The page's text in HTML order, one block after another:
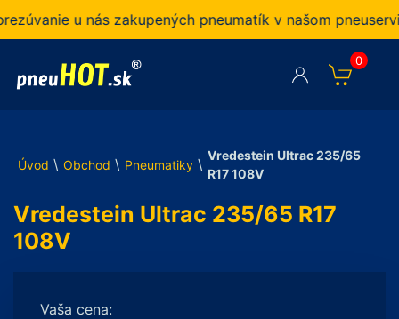
u nás zakupených pneumatík v našom pneuservise.
0
Úvod \ Obchod \ Pneumatiky \
Vredestein Ultrac 235/65
R17 108V
Vredestein Ultrac 235/65 R17
108V
Vaša cena: